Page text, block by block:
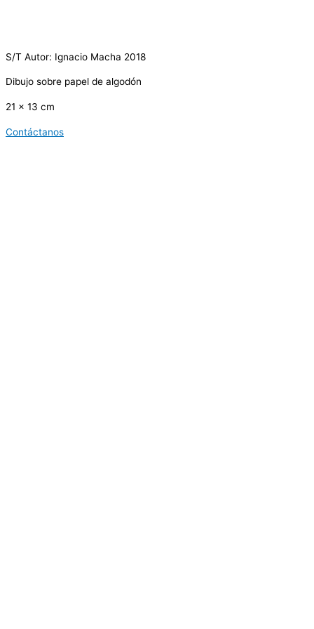
S/T Autor: Ignacio Macha 2018
Dibujo sobre papel de algodón
21 x 13 cm
Contáctanos